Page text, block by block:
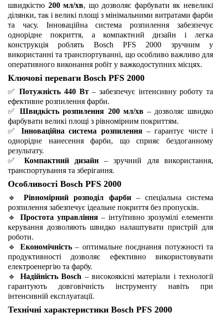
швидкістю 200 мл/хв, що дозволяє фарбувати як невеликі
ділянки, так і великі площі з мінімальними витратами фарби
та часу. Інноваційна система розпилення забезпечує
однорідне покриття, а компактний дизайн і легка
конструкція роблять Bosch PFS 2000 зручним у
використанні та транспортуванні, що особливо важливо для
оперативного виконання робіт у важкодоступних місцях.
Ключові переваги Bosch PFS 2000
✅ Потужність 440 Вт– забезпечує інтенсивну роботу та
ефективне розпилення фарби.
✅
Швидкість розпилення 200 мл/хв– дозволяє швидко
фарбувати великі площі з рівномірним покриттям.
✅
Інноваційна система розпилення– гарантує чисте і
однорідне нанесення фарби, що сприяє бездоганному
результату.
✅
Компактний дизайн– зручний для використання,
транспортування та зберігання.
Особливості Bosch PFS 2000
🔹 Рівномірний розподіл фарби– спеціальна система
розпилення забезпечує ідеальне покриття без пропусків.
🔹
Простота управління– інтуїтивно зрозумілі елементи
керування дозволяють швидко налаштувати пристрій для
роботи.
🔹
Економічність– оптимальне поєднання потужності та
продуктивності дозволяє ефективно використовувати
електроенергію та фарбу.
🔹
Надійність Bosch – високоякісні матеріали і технології
гарантують довговічність інструменту навіть при
інтенсивній експлуатації.
Технічні характеристики Bosch PFS 2000